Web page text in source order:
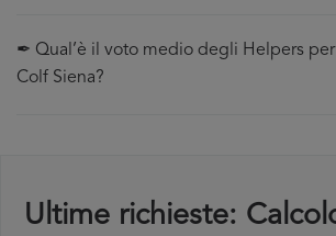
✒ Qual’è il voto medio degli Helpers per
Colf Siena?
Ultime richieste: